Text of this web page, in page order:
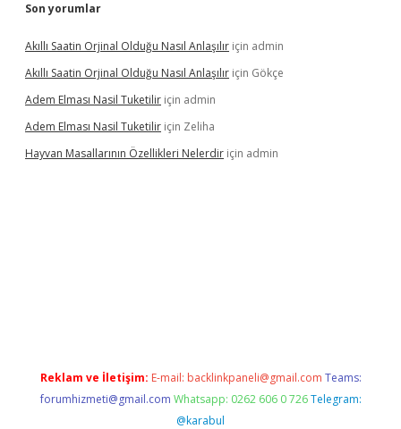
Son yorumlar
Akıllı Saatin Orjinal Olduğu Nasıl Anlaşılır için admin
Akıllı Saatin Orjinal Olduğu Nasıl Anlaşılır için Gökçe
Adem Elması Nasil Tuketilir için admin
Adem Elması Nasil Tuketilir için Zeliha
Hayvan Masallarının Özellikleri Nelerdir için admin
Reklam ve İletişim: E-mail: backlinkpaneli@gmail.com Teams:
forumhizmeti@gmail.com Whatsapp: 0262 606 0 726 Telegram:
@karabul